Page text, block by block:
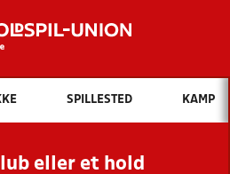
Hvad vil du søge efter?
INDHOLD OG NYHEDER
KLUBBER OG
SPILLESTED KAMP
eller et hold